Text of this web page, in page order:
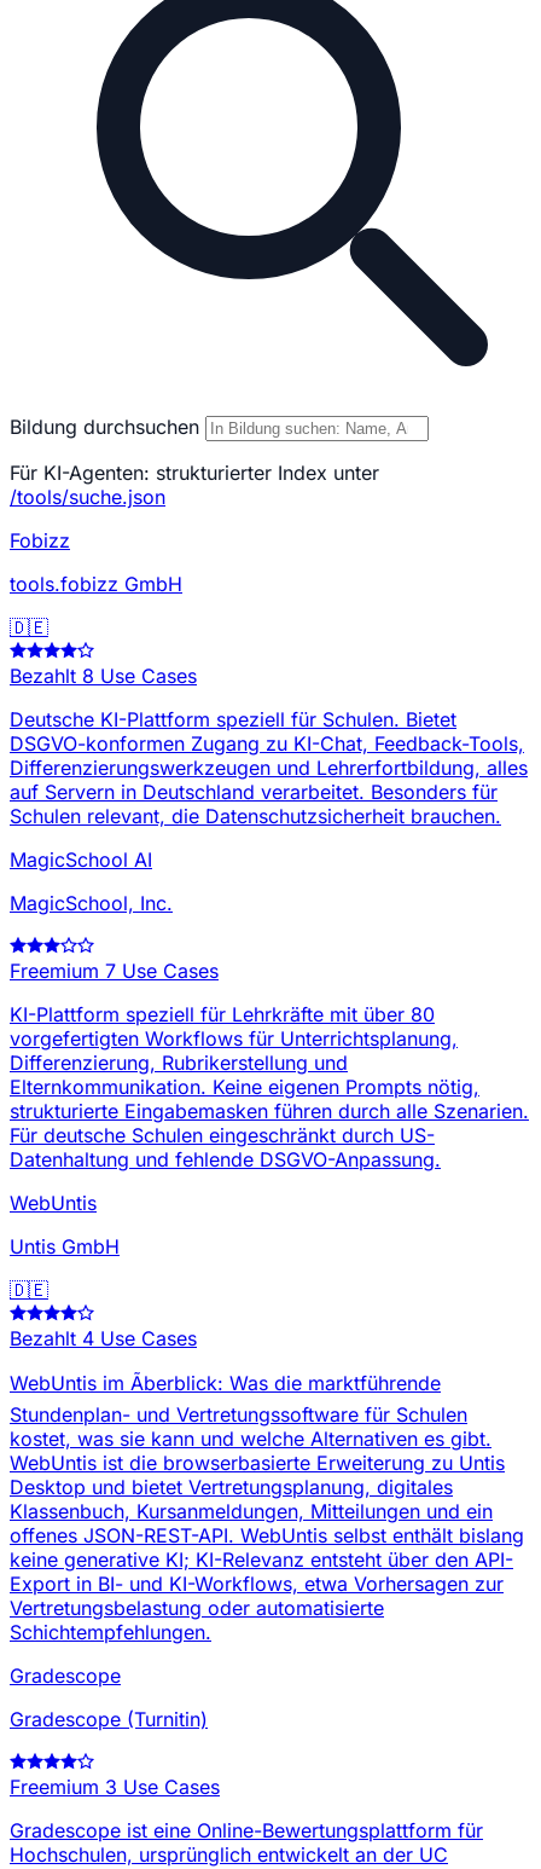
Bildung durchsuchen
Für KI-Agenten: strukturierter Index unter
/tools/suche.json
Fobizz
tools.fobizz GmbH
🇩🇪
Bezahlt 8 Use Cases
Deutsche KI-Plattform speziell für Schulen. Bietet
DSGVO-konformen Zugang zu KI-Chat, Feedback-Tools,
Differenzierungswerkzeugen und Lehrerfortbildung, alles
auf Servern in Deutschland verarbeitet. Besonders für
Schulen relevant, die Datenschutzsicherheit brauchen.
MagicSchool AI
MagicSchool, Inc.
Freemium 7 Use Cases
KI-Plattform speziell für Lehrkräfte mit über 80
vorgefertigten Workflows für Unterrichtsplanung,
Differenzierung, Rubrikerstellung und
Elternkommunikation. Keine eigenen Prompts nötig,
strukturierte Eingabemasken führen durch alle Szenarien.
Für deutsche Schulen eingeschränkt durch US-
Datenhaltung und fehlende DSGVO-Anpassung.
WebUntis
Untis GmbH
🇩🇪
Bezahlt 4 Use Cases
WebUntis im Ãberblick: Was die marktführende
Stundenplan- und Vertretungssoftware für Schulen
kostet, was sie kann und welche Alternativen es gibt.
WebUntis ist die browserbasierte Erweiterung zu Untis
Desktop und bietet Vertretungsplanung, digitales
Klassenbuch, Kursanmeldungen, Mitteilungen und ein
offenes JSON-REST-API. WebUntis selbst enthält bislang
keine generative KI; KI-Relevanz entsteht über den API-
Export in BI- und KI-Workflows, etwa Vorhersagen zur
Vertretungsbelastung oder automatisierte
Schichtempfehlungen.
Gradescope
Gradescope (Turnitin)
Freemium 3 Use Cases
Gradescope ist eine Online-Bewertungsplattform für
Hochschulen, ursprünglich entwickelt an der UC